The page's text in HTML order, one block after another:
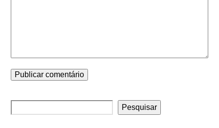
Pesquisar